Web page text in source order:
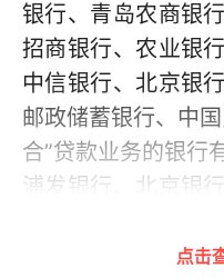
银行、青岛农商银
招商银行、农业银
中信银行、北京银
邮政储蓄银行、中
合”贷款业务的银行
浦发银行、北京银
行、中国民生银行
点击